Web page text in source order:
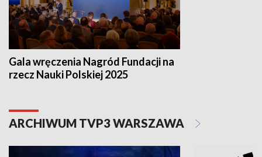
Gala wręczenia Nagród Fundacji na
rzecz Nauki Polskiej 2025
ARCHIWUM TVP3 WARSZAWA